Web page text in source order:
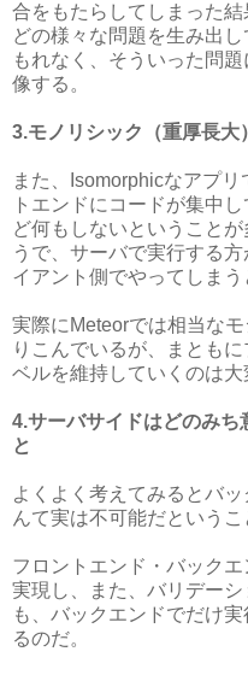
合をもたらしてしまった
どの様々な問題を生み出
もれなく、そういった問
像する。
3.モノリシック（重厚長大
また、Isomorphicなアプ
トエンドにコードが集中
ど何もしないということ
うで、サーバで実行する
イアント側でやってしまう
実際にMeteorでは相当な
りこんでいるが、まとも
ベルを維持していくのは大
4.サーバサイドはどのみち
と
よくよく考えてみるとバ
んて実は不可能だというこ
フロントエンド・バック
実現し、また、バリデー
も、バックエンドでだけ
るのだ。